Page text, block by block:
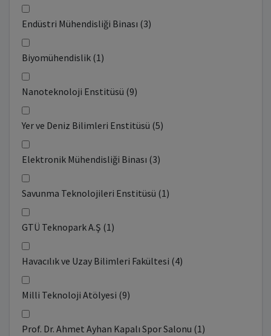
Endüstri Mühendisliği Binası (3)
Biyomühendislik (1)
Nanoteknoloji Enstitüsü (9)
Yer ve Deniz Bilimleri Enstitüsü (5)
Elektronik Mühendisliği Binası (3)
Savunma Teknolojileri Enstitüsü (1)
GTÜ Teknopark A.Ş (1)
Havacılık ve Uzay Bilimleri Fakültesi (4)
Milli Teknoloji Atölyesi (9)
Prof. Dr. Ahmet Ayhan Kapalı Spor Salonu (1)